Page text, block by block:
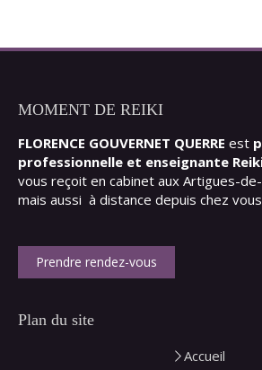
MOMENT DE REIKI
FLORENCE GOUVERNET QUERRE est
professionnelle et enseignante
vous reçoit en cabinet aux Artigues-
mais aussi à distance depuis chez
Prendre rendez-vous
Plan du site
Accueil